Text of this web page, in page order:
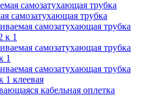
самозатухающая трубка
самозатухающая трубка
к 1
самозатухающая трубка
1
самозатухающая трубка
1 клеевая